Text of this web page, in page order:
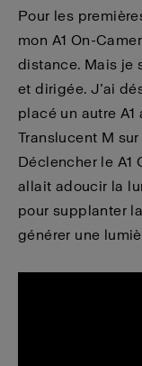
Pour les
mon A1 On-
distance. Mais je
et dirigée. J’ai
placé un autre
Translucent M
Déclencher le A1
allait adoucir la
pour supplanter
générer une